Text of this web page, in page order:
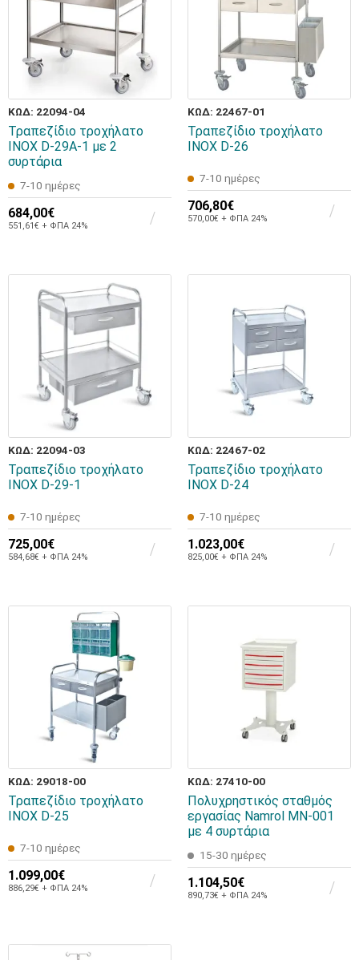
ΚΩΔ: 22094-04
Τραπεζίδιο τροχήλατο
INOX D-29A-1 με 2
συρτάρια
7-10 ημέρες
684,00€
551,61€ + ΦΠΑ 24%
ΚΩΔ: 22467-01
Τραπεζίδιο τροχήλατο
INOX D-26
7-10 ημέρες
706,80€
570,00€ + ΦΠΑ 24%
ΚΩΔ: 22094-03
Τραπεζίδιο τροχήλατο
INOX D-29-1
7-10 ημέρες
725,00€
584,68€ + ΦΠΑ 24%
ΚΩΔ: 22467-02
Τραπεζίδιο τροχήλατο
INOX D-24
7-10 ημέρες
1.023,00€
825,00€ + ΦΠΑ 24%
ΚΩΔ: 29018-00
Τραπεζίδιο τροχήλατο
INOX D-25
7-10 ημέρες
1.099,00€
886,29€ + ΦΠΑ 24%
ΚΩΔ: 27410-00
Πολυχρηστικός σταθμός
εργασίας Namrol MN-001
με 4 συρτάρια
15-30 ημέρες
1.104,50€
890,73€ + ΦΠΑ 24%